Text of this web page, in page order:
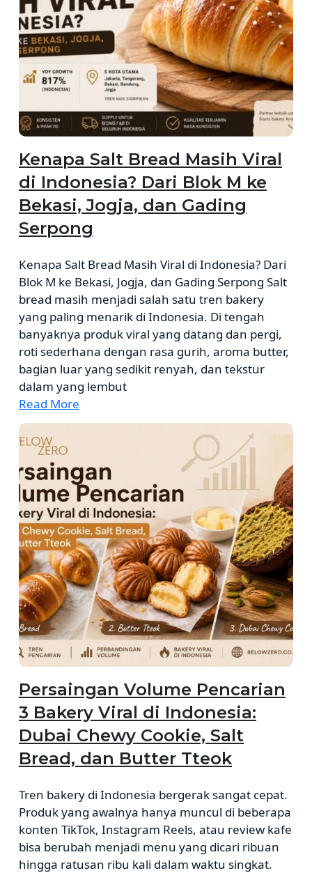
Kenapa Salt Bread Masih Viral
di Indonesia? Dari Blok M ke
Bekasi, Jogja, dan Gading
Serpong
Kenapa Salt Bread Masih Viral di Indonesia? Dari
Blok M ke Bekasi, Jogja, dan Gading Serpong Salt
bread masih menjadi salah satu tren bakery
yang paling menarik di Indonesia. Di tengah
banyaknya produk viral yang datang dan pergi,
roti sederhana dengan rasa gurih, aroma butter,
bagian luar yang sedikit renyah, dan tekstur
dalam yang lembut
Read More
Persaingan Volume Pencarian
3 Bakery Viral di Indonesia:
Dubai Chewy Cookie, Salt
Bread, dan Butter Tteok
Tren bakery di Indonesia bergerak sangat cepat.
Produk yang awalnya hanya muncul di beberapa
konten TikTok, Instagram Reels, atau review kafe
bisa berubah menjadi menu yang dicari ribuan
hingga ratusan ribu kali dalam waktu singkat.